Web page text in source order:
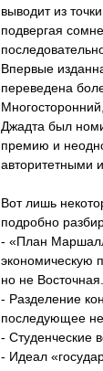
выводит из
подвергая
Впервые
переведена
Джадта был
премию и
авторитетными
Вот лишь
подробно
- «План
экономическую
но не Восточная.
- Разделение
последующее
- Студенческие
- Идеал